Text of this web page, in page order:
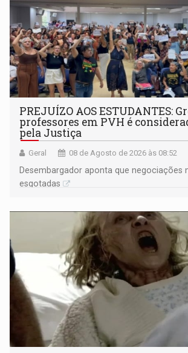
PREJUÍZO AOS ESTUDANTES:
professores em PVH é
pela Justiça
Geral 08 de Agosto de 2026 às 08:52
Desembargador aponta que negociações
esgotadas